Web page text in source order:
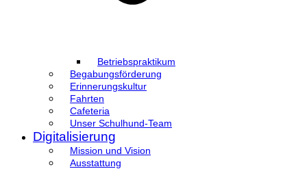
Betriebspraktikum
Begabungsförderung
Erinnerungskultur
Fahrten
Cafeteria
Unser Schulhund-Team
Digitalisierung
Mission und Vision
Ausstattung